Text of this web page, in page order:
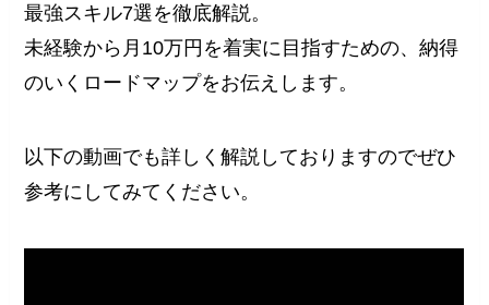
最強スキル7選を徹底解説。
未経験から月10万円を着実に目指すための、納得
のいくロードマップをお伝えします。
以下の動画でも詳しく解説しておりますのでぜひ
参考にしてみてください。